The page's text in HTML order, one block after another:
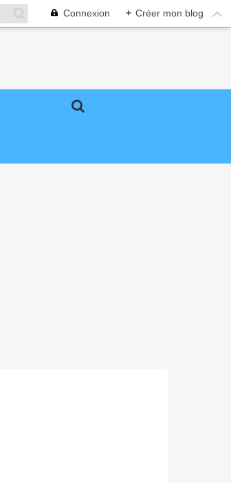
Connexion + Créer mon blog